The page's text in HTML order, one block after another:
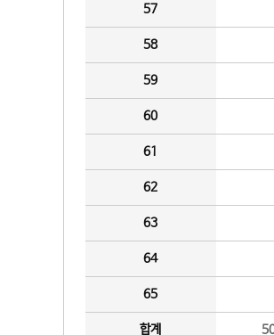
57
58
59
60
61
62
63
64
65
합계